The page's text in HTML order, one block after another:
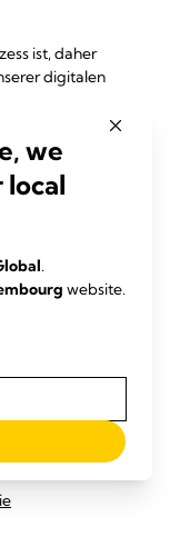
ist, daher
digitalen
internen
wir uns,
we
local
.
website.